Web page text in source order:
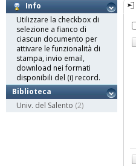
Info
Utilizzare la checkbox di
selezione a fianco di
ciascun documento per
attivare le funzionalità di
stampa, invio email,
download nei formati
disponibili del (i) record.
Biblioteca
Univ. del Salento (2)